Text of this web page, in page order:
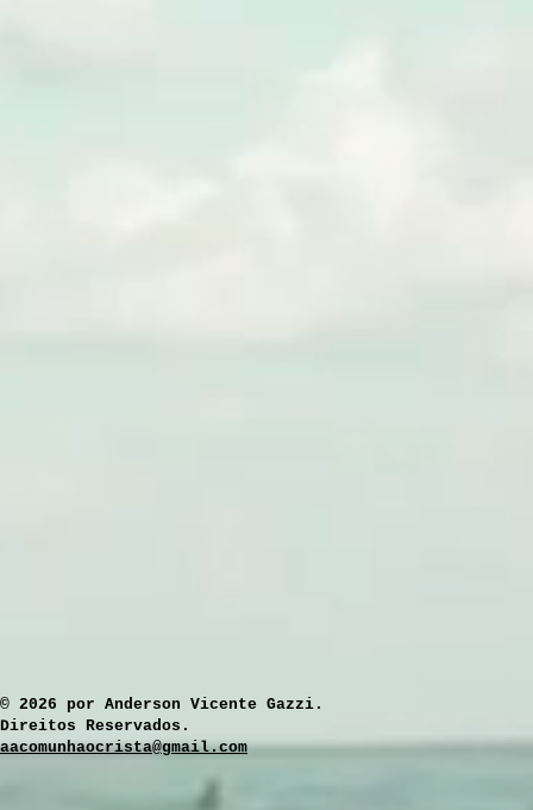
​© 2026 por Anderson Vicente Gazzi.
Direitos Reservados.
aacomunhaocrista@gmail.com